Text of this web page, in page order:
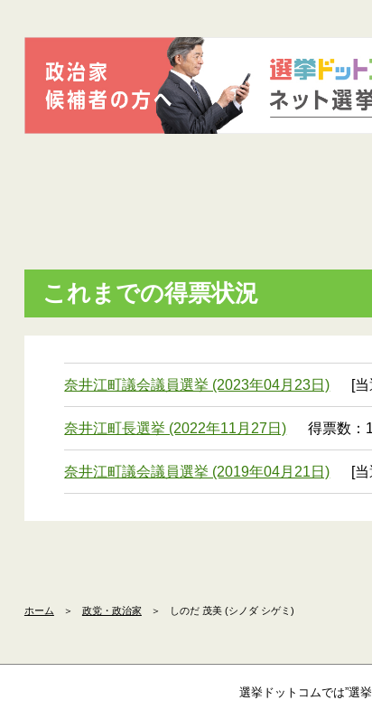
これまでの得票状況
奈井江町議会議員選挙 (2023年04月23日) [
奈井江町長選挙 (2022年11月27日) 得票数：
奈井江町議会議員選挙 (2019年04月21日) [
ホーム ＞ 政党・政治家 ＞ しのだ 茂美 (シノダ シゲミ)
選挙ドットコムでは”選